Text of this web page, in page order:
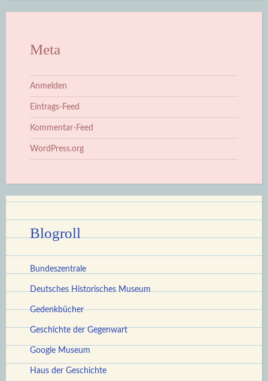
Meta
Anmelden
Eintrags-Feed
Kommentar-Feed
WordPress.org
Blogroll
Bundeszentrale
Deutsches Historisches Museum
Gedenkbücher
Geschichte der Gegenwart
Google Museum
Haus der Geschichte